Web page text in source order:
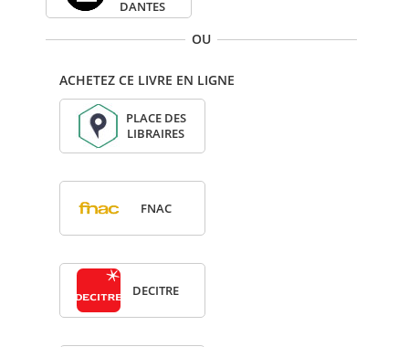
DANTES
OU
ACHETEZ CE LIVRE EN LIGNE
PLACE DES
LIBRAIRES
FNAC
DECITRE